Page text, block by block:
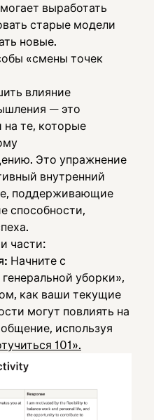
выработать
старые модели
новые.
«смены точек
влияние
— это
на те, которые
Это упражнение
внутренний
поддерживающие
способности,
части:
Начните с
уборки»,
как ваши текущие
могут повлиять на
используя
101».